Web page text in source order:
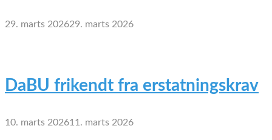
29. marts 202629. marts 2026
DaBU frikendt fra erstatningskrav
10. marts 202611. marts 2026